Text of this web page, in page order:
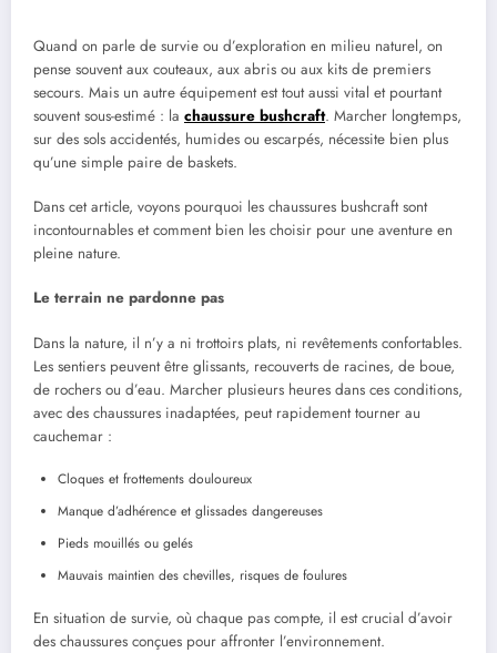
Quand on parle de survie ou d’exploration en milieu naturel, on
pense souvent aux couteaux, aux abris ou aux kits de premiers
secours. Mais un autre équipement est tout aussi vital et pourtant
souvent sous-estimé : la chaussure bushcraft. Marcher longtemps,
sur des sols accidentés, humides ou escarpés, nécessite bien plus
qu’une simple paire de baskets.
Dans cet article, voyons pourquoi les chaussures bushcraft sont
incontournables et comment bien les choisir pour une aventure en
pleine nature.
Le terrain ne pardonne pas
Dans la nature, il n’y a ni trottoirs plats, ni revêtements confortables.
Les sentiers peuvent être glissants, recouverts de racines, de boue,
de rochers ou d’eau. Marcher plusieurs heures dans ces conditions,
avec des chaussures inadaptées, peut rapidement tourner au
cauchemar :
Cloques et frottements douloureux
Manque d’adhérence et glissades dangereuses
Pieds mouillés ou gelés
Mauvais maintien des chevilles, risques de foulures
En situation de survie, où chaque pas compte, il est crucial d’avoir
des chaussures conçues pour affronter l’environnement.